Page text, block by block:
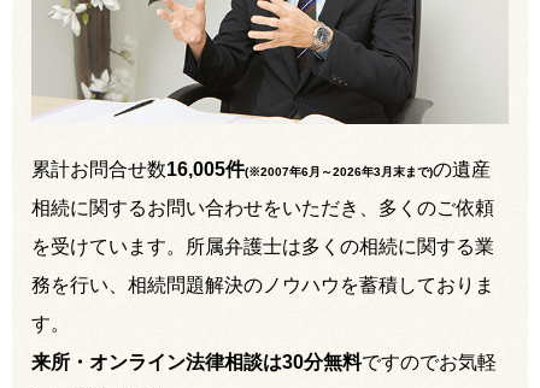
累計お問合せ数16,005件(※2007年6月～2026年3月末まで)の遺産
相続に関するお問い合わせをいただき、多くのご依頼
を受けています。所属弁護士は多くの相続に関する業
務を行い、相続問題解決のノウハウを蓄積しておりま
す。
来所・オンライン法律相談は30分無料ですのでお気軽